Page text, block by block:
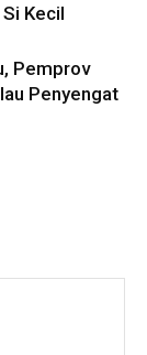
Kecil
Pemprov
Penyengat